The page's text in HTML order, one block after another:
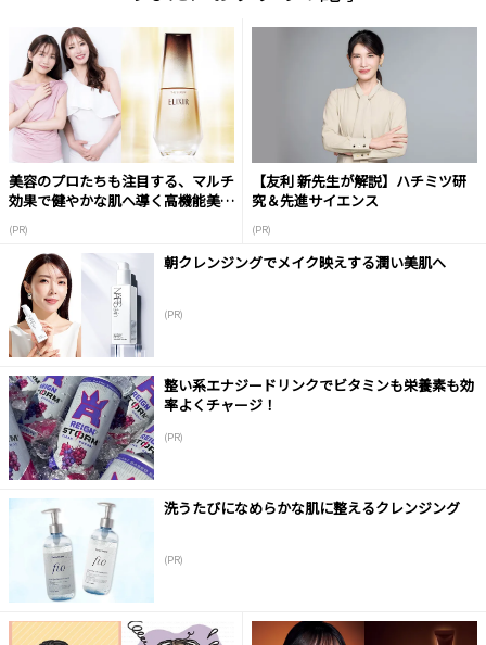
美容のプロたちも注目する、マルチ
効果で健やかな肌へ導く高機能美容
(PR)
【友利 新先生が解説】ハチミツ研
究＆先進サイエンス
(PR)
朝クレンジングでメイク映えする潤い美肌へ
(PR)
整い系エナジードリンクでビタミンも栄養素も効
率よくチャージ！
(PR)
洗うたびになめらかな肌に整えるクレンジング
(PR)